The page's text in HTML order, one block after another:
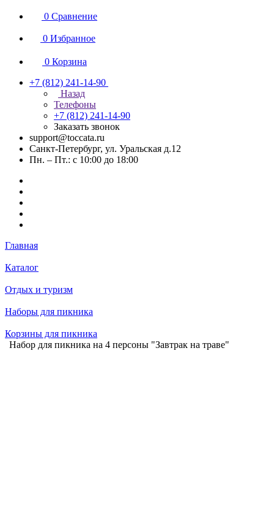
0 Сравнение
0 Избранное
0 Корзина
+7 (812) 241-14-90
Назад
Телефоны
+7 (812) 241-14-90
Заказать звонок
support@toccata.ru
Санкт-Петербург, ул. Уральская д.12
Пн. – Пт.: с 10:00 до 18:00
Главная
Каталог
Отдых и туризм
Наборы для пикника
Корзины для пикника
Набор для пикника на 4 персоны "Завтрак на траве"